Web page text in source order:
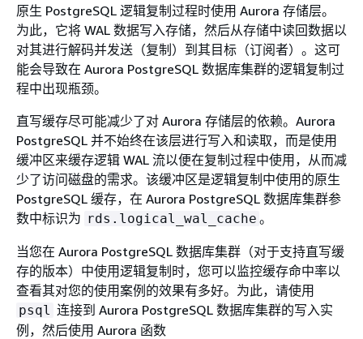
原生 PostgreSQL 逻辑复制过程时使用 Aurora 存储层。
为此，它将 WAL 数据写入存储，然后从存储中读回数据以
对其进行解码并发送（复制）到其目标（订阅者）。这可
能会导致在 Aurora PostgreSQL 数据库集群的逻辑复制过
程中出现瓶颈。
直写缓存尽可能减少了对 Aurora 存储层的依赖。Aurora
PostgreSQL 并不始终在该层进行写入和读取，而是使用
缓冲区来缓存逻辑 WAL 流以便在复制过程中使用，从而减
少了访问磁盘的需求。该缓冲区是逻辑复制中使用的原生
PostgreSQL 缓存，在 Aurora PostgreSQL 数据库集群参
数中标识为 rds.logical_wal_cache 。
当您在 Aurora PostgreSQL 数据库集群（对于支持直写缓
存的版本）中使用逻辑复制时，您可以监控缓存命中率以
查看其对您的使用案例的效果有多好。为此，请使用
psql 连接到 Aurora PostgreSQL 数据库集群的写入实
例，然后使用 Aurora 函数